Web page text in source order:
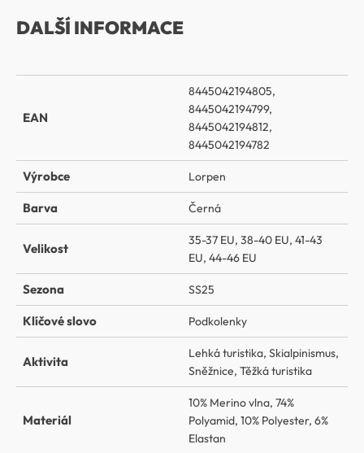
DALŠÍ INFORMACE
EAN
8445042194805,
8445042194799,
8445042194812,
8445042194782
Výrobce Lorpen
Barva Černá
Velikost
35-37 EU, 38-40 EU, 41-43
EU, 44-46 EU
Sezona SS25
Klíčové slovo Podkolenky
Aktivita
Lehká turistika, Skialpinismus,
Sněžnice, Těžká turistika
Materiál
10% Merino vlna, 74%
Polyamid, 10% Polyester, 6%
Elastan